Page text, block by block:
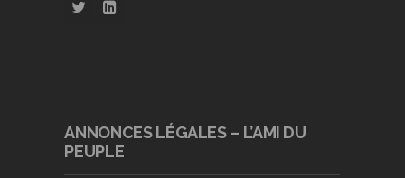
ANNONCES LÉGALES – L’AMI DU
PEUPLE